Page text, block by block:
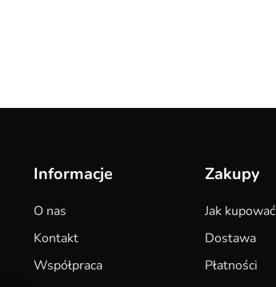
Informacje
O nas
Kontakt
Współpraca
Zakupy
Jak kupować
Dostawa
Płatności